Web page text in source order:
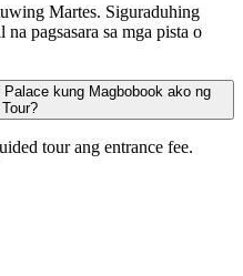
Martes. Siguraduhing
pagsasara sa mga pista o
kung Magbobook ako ng
tour ang entrance fee.